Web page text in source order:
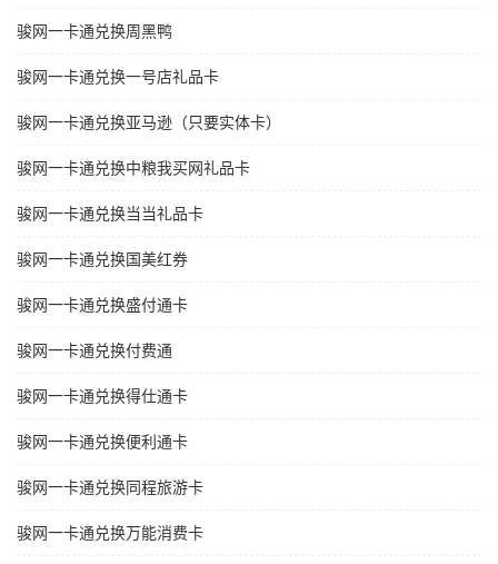
骏网一卡通兑换周黑鸭
骏网一卡通兑换一号店礼品卡
骏网一卡通兑换亚马逊（只要实体卡）
骏网一卡通兑换中粮我买网礼品卡
骏网一卡通兑换当当礼品卡
骏网一卡通兑换国美红券
骏网一卡通兑换盛付通卡
骏网一卡通兑换付费通
骏网一卡通兑换得仕通卡
骏网一卡通兑换便利通卡
骏网一卡通兑换同程旅游卡
骏网一卡通兑换万能消费卡